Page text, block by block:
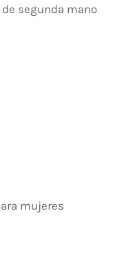
segunda mano
mujeres